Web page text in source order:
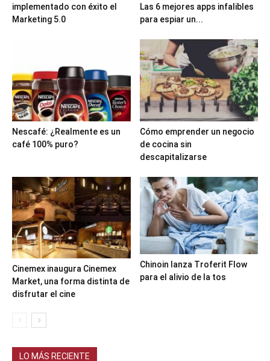
implementado con éxito el
Marketing 5.0
Las 6 mejores apps infalibles
para espiar un...
Nescafé: ¿Realmente es un
café 100% puro?
Cómo emprender un negocio
de cocina sin
descapitalizarse
Cinemex inaugura Cinemex
Market, una forma distinta de
disfrutar el cine
Chinoin lanza Troferit Flow
para el alivio de la tos
LO MÁS RECIENTE